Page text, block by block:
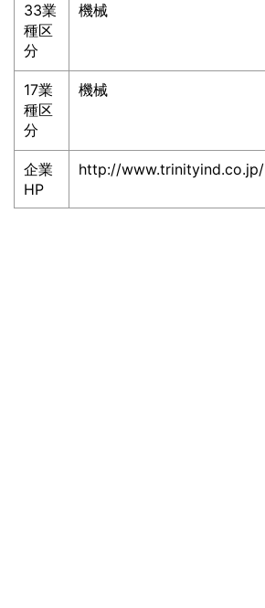
33業
種区
分
機械
17業
種区
分
機械
企業
HP
http://www.trinityind.co.jp/